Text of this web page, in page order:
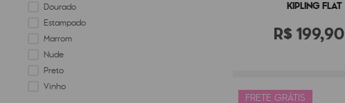
Dourado
Estampado
Marrom
Nude
Preto
Vinho
KIPLING FLAT
R$ 199,90
FRETE GRÁTIS